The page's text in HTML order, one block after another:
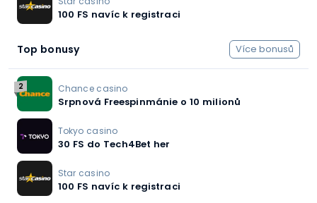
100 FS navíc k registraci
Top bonusy Více bonusů
2 Chance casino
Srpnová Freespinmánie o 10 milionů
Tokyo casino
30 FS do Tech4Bet her
Star casino
100 FS navíc k registraci